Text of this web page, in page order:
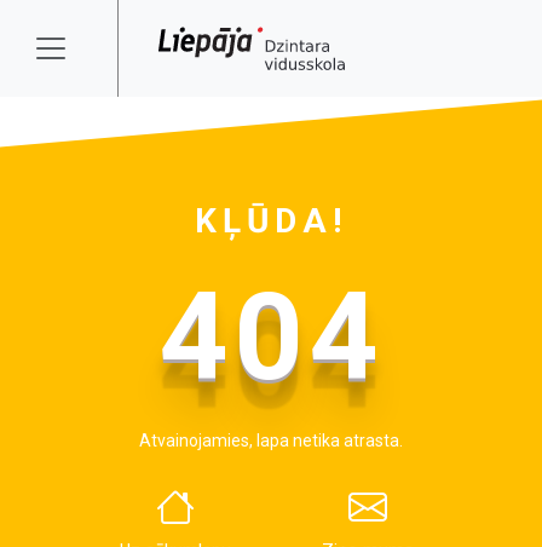
KĻŪDA!
404
Atvainojamies, lapa netika atrasta.